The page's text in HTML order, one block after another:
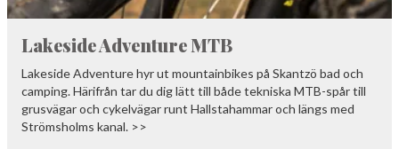
Lakeside Adventure MTB
Lakeside Adventure hyr ut mountainbikes på Skantzö bad och
camping. Härifrån tar du dig lätt till både tekniska MTB-spår till
grusvägar och cykelvägar runt Hallstahammar och längs med
Strömsholms kanal. >>